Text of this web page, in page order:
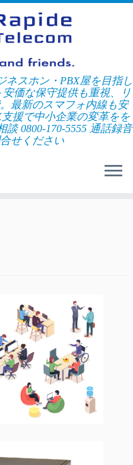
スホン・PBX屋を目指し
価な保守提供も重視、リ
最新のスマフォ内線も安
援で中小企業の変革をを
0800-170-5555 通話録音
せください